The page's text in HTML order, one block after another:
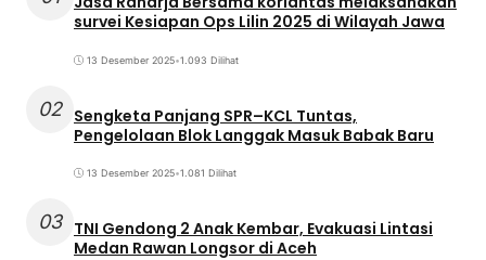
survei Kesiapan Ops Lilin 2025 di Wilayah Jawa
13 Desember 2025•1.093 Dilihat
02 Sengketa Panjang SPR–KCL Tuntas,
Pengelolaan Blok Langgak Masuk Babak Baru
13 Desember 2025•1.081 Dilihat
03 TNI Gendong 2 Anak Kembar, Evakuasi Lintasi
Medan Rawan Longsor di Aceh